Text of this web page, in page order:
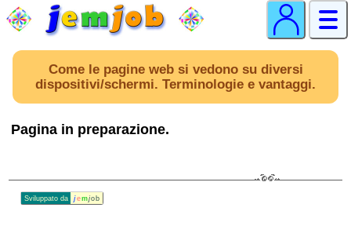
Come le pagine web si vedono su diversi
dispositivi/schermi. Terminologie e vantaggi.
Pagina in preparazione.
Sviluppato da jemjob